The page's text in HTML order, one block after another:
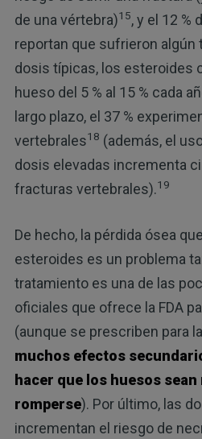
de una vértebra)15, y el 12 %
reportan que sufrieron algún
dosis típicas, los esteroides
hueso del 5 % al 15 % cada
largo plazo, el 37 %
vertebrales18 (además, el
dosis elevadas incrementa
fracturas vertebrales).19
De hecho, la pérdida ósea
esteroides es un problema
tratamiento es una de las
oficiales que ofrece la FDA
(aunque se prescriben para
muchos efectos
hacer que los huesos sean
romperse). Por último, las
incrementan el riesgo de